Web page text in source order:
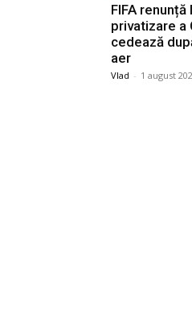
FIFA
privatizare a
cedează
aer
Vlad - 1 august